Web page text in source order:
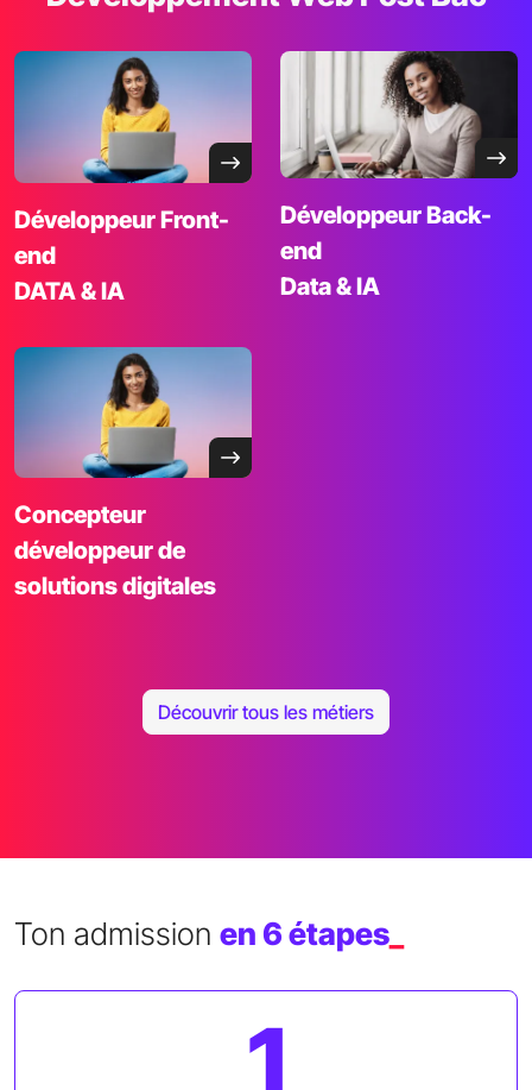
Développeur Front-
end
DATA & IA
DéveloppeurBack-
end
Data & IA
Concepteur
développeur de
solutions digitales
Découvrir tous les métiers
Ton admission en 6 étapes
1